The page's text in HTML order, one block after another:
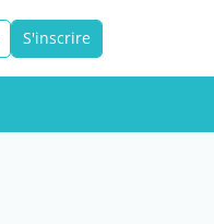
S'inscrire